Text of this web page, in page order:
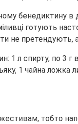
бенедиктину
готують
не
1 л спирту, по 3
1 чайна ложка
тобто